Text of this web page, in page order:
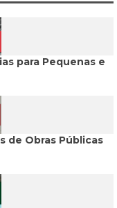
para Pequenas e
de Obras Públicas